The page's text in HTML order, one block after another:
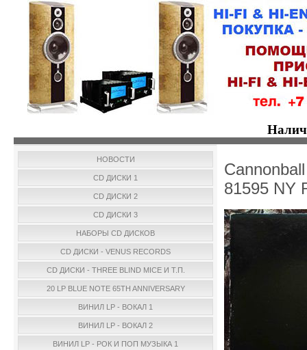
НОВОСТИ
CD ДИСКИ 1
CD ДИСКИ 2
CD ДИСКИ 3
НАБОРЫ CD ДИСКОВ
CD ДИСКИ - VENUS RECORDS
CD ДИСКИ - THREE BLIND MICE И Т.П.
20 LP BLUE NOTE 65TH ANNIVERSARY
ВИНИЛ LP - ВОКАЛ 1
ВИНИЛ LP - ВОКАЛ 2
ВИНИЛ LP - РОК И ПОП МУЗЫКА 1
81595 NY